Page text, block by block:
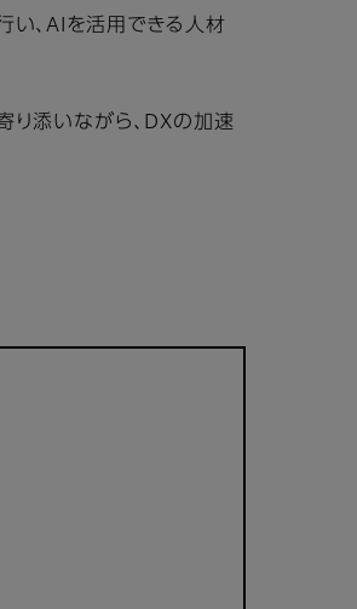
い、AIを活用できる人材
り添いながら、DXの加速